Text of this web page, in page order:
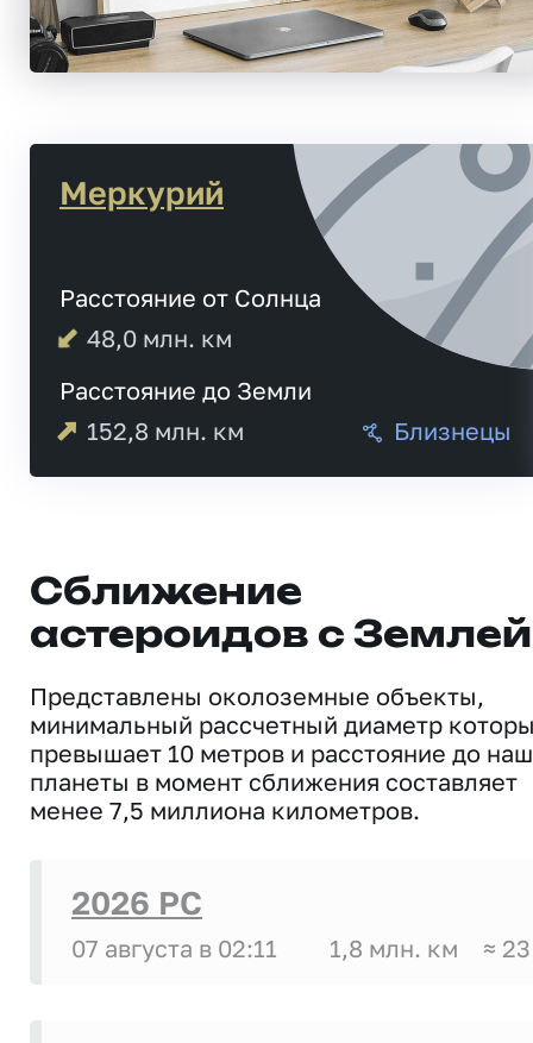
Меркурий
Расстояние от Солнца
48,0 млн. км
Расстояние до Земли
152,8 млн. км Близнецы
Сближение
астероидов с Землей
Представлены околоземные объекты,
минимальный рассчетный диаметр
превышает 10 метров и расстояние до
планеты в момент сближения составляет
менее 7,5 миллиона километров.
2026 PC
07 августа в 02:11 1,8 млн. км ≈